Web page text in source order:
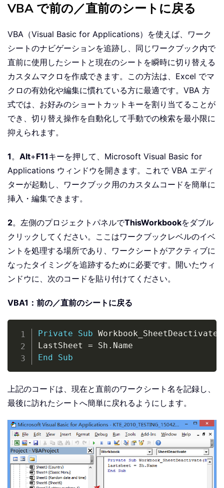
VBA で前の／直前のシートに戻る
VBA（Visual Basic for Applications）を使えば、ワーク
シートのナビゲーションを追跡し、同じワークブック内で
直前に使用したシートと現在のシートを瞬時に切り替える
カスタムマクロを作成できます。この方法は、Excel でマ
クロの有効化や編集に慣れている方に最適です。VBA 方
式では、お好みのショートカットキーを割り当てることが
でき、切り替え操作を自動化して手動での検索を最小限に
抑えられます。
1。 Alt+F11キーを押して、Microsoft Visual Basic for
Applications ウィンドウを開きます。これで VBA エディ
ターが起動し、ワークブック用のカスタムコードを簡単に
挿入・編集できます。
2。左側のプロジェクトパネルでThisWorkbookをダブル
クリックしてください。ここはワークブックレベルのイベ
ントを処理する場所であり、ワークシートがアクティブに
なったタイミングを追跡するために必要です。開いたウィ
ンドウに、次のコードを貼り付けてください。
VBA1：前の／直前のシートに戻る
Private Sub Workbook_SheetDeactivate
LastSheet = Sh .
End
Sub
Copy
上記のコードは、現在と直前のワークシート名を記録し、
最後に訪れたシートへ簡単に戻れるようにします。